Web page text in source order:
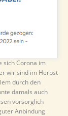
sich Corona im
wir sind im Herbst
durch den
damals auch
vorsorglich
Anbindung